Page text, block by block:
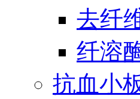
去纤
纤溶
抗血小